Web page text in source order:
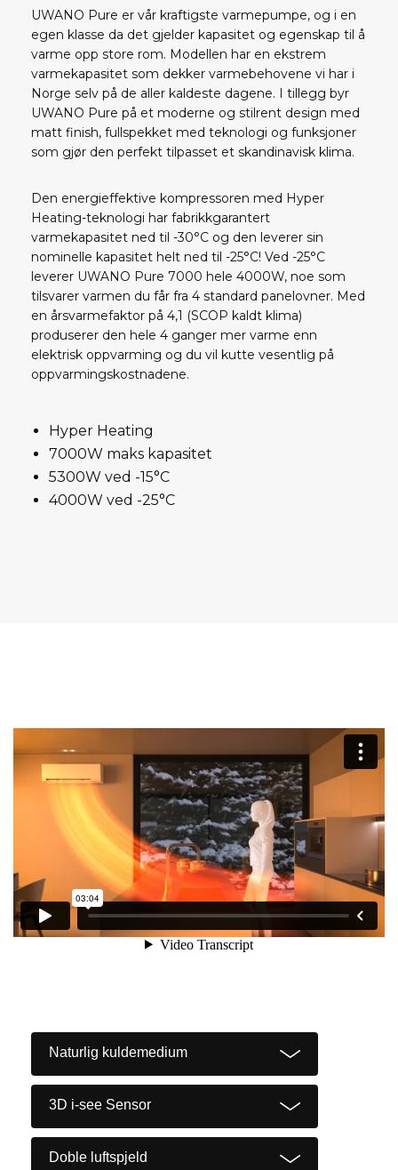
UWANO Pure er vår kraftigste varmepumpe, og i en
egen klasse da det gjelder kapasitet og egenskap til å
varme opp store rom. Modellen har en ekstrem
varmekapasitet som dekker varmebehovene vi har i
Norge selv på de aller kaldeste dagene. I tillegg byr
UWANO Pure på et moderne og stilrent design med
matt finish, fullspekket med teknologi og funksjoner
som gjør den perfekt tilpasset et skandinavisk klima.
Den energieffektive kompressoren med Hyper
Heating-teknologi har fabrikkgarantert
varmekapasitet ned til -30°C og den leverer sin
nominelle kapasitet helt ned til -25°C! Ved -25°C
leverer UWANO Pure 7000 hele 4000W, noe som
tilsvarer varmen du får fra 4 standard panelovner. Med
en årsvarmefaktor på 4,1 (SCOP kaldt klima)
produserer den hele 4 ganger mer varme enn
elektrisk oppvarming og du vil kutte vesentlig på
oppvarmingskostnadene.
Hyper Heating
7000W maks kapasitet
5300W ved -15°C
4000W ved -25°C
Naturlig kuldemedium
3D i-see Sensor
Doble luftspjeld